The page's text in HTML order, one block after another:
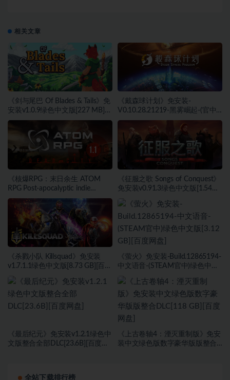
相关文章
《剑与尾巴 Of Blades & Tails》免
安装v1.0.9绿色中文版[227 MB]
[百度网盘]
《戴森球计划》免安装-
V0.10.28.21219-黑雾崛起-(官中)
绿色中文版[4.31 GB][百度网盘]
《核爆RPG：末日余生 ATOM
RPG Post-apocalyptic indie
game》免安装v1.190绿色中文版
[5.59 GB][百度网盘]
《征服之歌 Songs of Conquest》
免安装v0.91.3绿色中文版[1.54
《杀戮小队 Killsquad》免安装
v1.7.1.1绿色中文版[8.73 GB][百度
《萤火》免安装-Build.12865194-
中文语音-(STEAM官中)绿色中文
《最后纪元》免安装v1.2.1绿色中
文版整合全部DLC[23.6B][百度网
《上古卷轴4：湮灭重制版》免安
装中文绿色版数字豪华版版整合
全站下载排行榜